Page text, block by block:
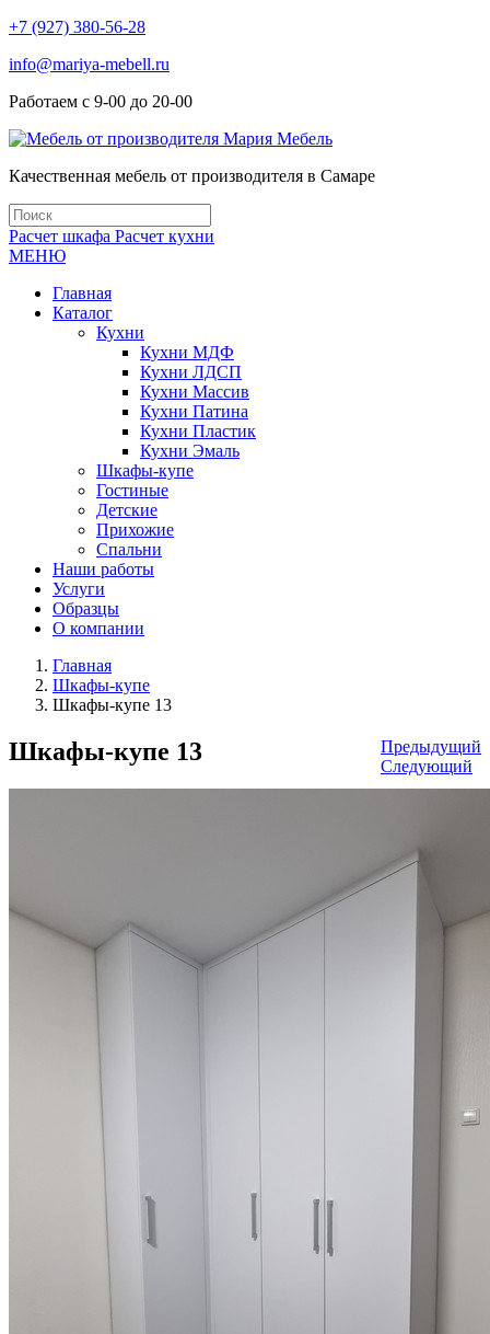
+7 (927) 380-56-28
info@mariya-mebell.ru
Работаем с 9-00 до 20-00
Качественная мебель от производителя в Самаре
Расчет шкафа Расчет кухни
МЕНЮ
Главная
Каталог
Кухни
Кухни МДФ
Кухни ЛДСП
Кухни Массив
Кухни Патина
Кухни Пластик
Кухни Эмаль
Шкафы-купе
Гостиные
Детские
Прихожие
Спальни
Наши работы
Услуги
Образцы
О компании
Главная
Шкафы-купе
Шкафы-купе 13
Предыдущий
Следующий
Шкафы-купе 13